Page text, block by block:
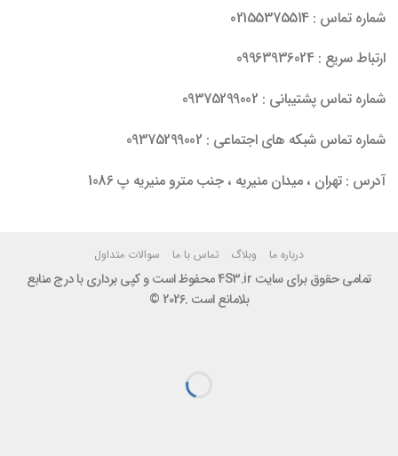
شماره تماس : 02155375514
ارتباط سریع : 09963936024
شماره تماس پشتیبانی : 09375299002
شماره تماس شبکه های اجتماعی : 09375299002
آدرس : تهران ، میدان منیریه ، جنب مترو منیریه پ 1086
درباره ما وبلاگ تماس با ما سوالات متداول
تمامی حقوق برای سایت 4S3.ir محفوظ است و کپی برداری با درج منابع
بلامانع است .2026 ©